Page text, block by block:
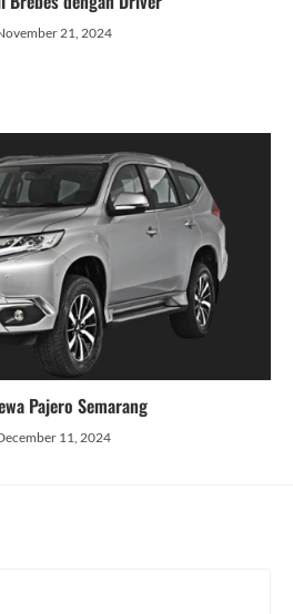
21, 2024
Pajero Semarang
11, 2024